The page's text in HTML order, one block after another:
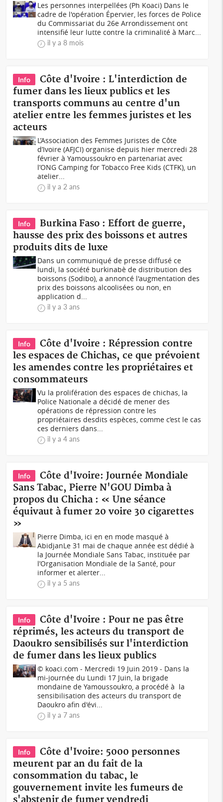
Les personnes interpellées (Ph Koaci) Dans le
cadre de l'opération Épervier, les forces de Police
du Commissariat du 26e Arrondissement ont
intensifié leur lutte contre la criminalité à Marc...
il y a 8 mois
Info
Côte d'Ivoire : L'interdiction de
fumer dans les lieux publics et les
transports communs au centre d'un
atelier entre les femmes juristes et les
acteurs
L’Association des Femmes Juristes de Côte
d’Ivoire (AFJCI) organise depuis hier mercredi 28
février à Yamoussoukro en partenariat avec
l’ONG Camping for Tobacco Free Kids (CTFK), un
atelier...
il y a 2 ans
Info
Burkina Faso : Effort de guerre,
hausse des prix des boissons et autres
produits dits de luxe
Dans un communiqué de presse diffusé ce
lundi, la société burkinabè de distribution des
boissons (Sodibo), a annoncé l'augmentation des
prix des boissons alcoolisées ou non, en
application d...
il y a 3 ans
Info
Côte d'Ivoire : Répression contre
les espaces de Chichas, ce que prévoient
les amendes contre les propriétaires et
consommateurs
Vu la prolifération des espaces de chichas, la
Police Nationale a décidé de mener des
opérations de répression contre les
propriétaires desdits espèces, comme c’est le cas
ces derniers dans...
il y a 4 ans
Info
Côte d'Ivoire: Journée Mondiale
Sans Tabac, Pierre N'GOU Dimba à
propos du Chicha : « Une séance
équivaut à fumer 20 voire 30 cigarettes
»
Pierre Dimba, ici en en mode masqué à
AbidjanLe 31 mai de chaque année est dédié à
la Journée Mondiale Sans Tabac, instituée par
l’Organisation Mondiale de la Santé, pour
informer et alerter...
il y a 5 ans
Info
Côte d'Ivoire : Pour ne pas être
réprimés, les acteurs du transport de
Daoukro sensibilisés sur l'interdiction
de fumer dans les lieux publics
© koaci.com - Mercredi 19 Juin 2019 - Dans la
mi-journée du Lundi 17 Juin, la brigade
mondaine de Yamoussoukro, a procédé à la
sensibilisation des acteurs du transport de
Daoukro afin d'évi...
il y a 7 ans
Info
Côte d'Ivoire: 5000 personnes
meurent par an du fait de la
consommation du tabac, le
gouvernement invite les fumeurs de